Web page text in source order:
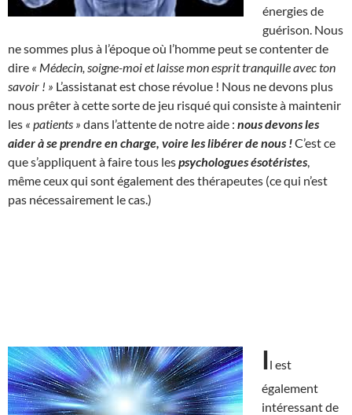
énergies de
guérison. Nous
ne sommes plus à l’époque où l’homme peut se contenter de
dire « Médecin, soigne-moi et laisse mon esprit tranquille avec ton
savoir ! » L’assistanat est chose révolue ! Nous ne devons plus
nous prêter à cette sorte de jeu risqué qui consiste à maintenir
les « patients » dans l’attente de notre aide : nous devons les
aider à se prendre en charge, voire les libérer de nous !C’est ce
que s’appliquent à faire tous lespsychologues ésotéristes
même ceux qui sont également des thérapeutes (ce qui n’est
pas nécessairement le cas.)
Il est
également
intéressant de